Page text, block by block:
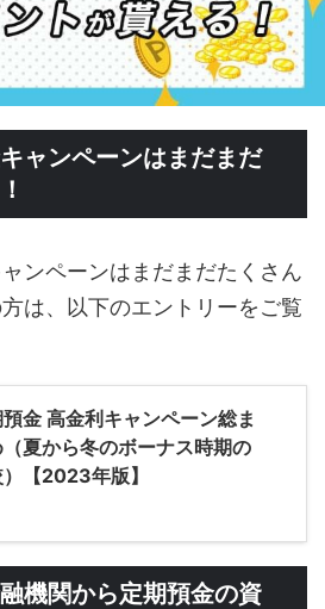
ャンペーンはまだまだ
ンペーンはまだまだたくさん
は、以下のエントリーをご覧
金 高金利キャンペーン総ま
（夏から冬のボーナス時期の
）【2023年版】
機関から定期預金の資